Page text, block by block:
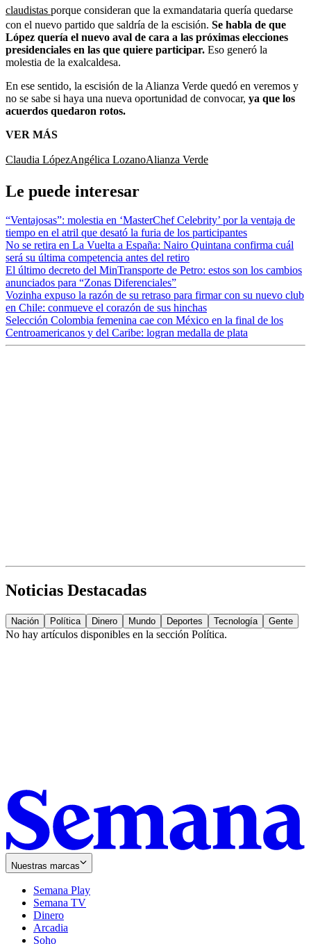
claudistas porque consideran que la exmandataria quería quedarse
con el nuevo partido que saldría de la escisión. Se habla de que
López quería el nuevo aval de cara a las próximas elecciones
presidenciales en las que quiere participar. Eso generó la
molestia de la exalcaldesa.
En ese sentido, la escisión de la Alianza Verde quedó en veremos y
no se sabe si haya una nueva oportunidad de convocar, ya que los
acuerdos quedaron rotos.
VER MÁS
Claudia LópezAngélica LozanoAlianza Verde
Le puede interesar
“Ventajosas”: molestia en ‘MasterChef Celebrity’ por la ventaja de
tiempo en el atril que desató la furia de los participantes
No se retira en La Vuelta a España: Nairo Quintana confirma cuál
será su última competencia antes del retiro
El último decreto del MinTransporte de Petro: estos son los cambios
anunciados para “Zonas Diferenciales”
Vozinha expuso la razón de su retraso para firmar con su nuevo club
en Chile: conmueve el corazón de sus hinchas
Selección Colombia femenina cae con México en la final de los
Centroamericanos y del Caribe: logran medalla de plata
Noticias Destacadas
Nación Política Dinero Mundo Deportes Tecnología Gente
No hay artículos disponibles en la sección Política.
Nuestras marcas
Semana Play
Semana TV
Dinero
Arcadia
Soho